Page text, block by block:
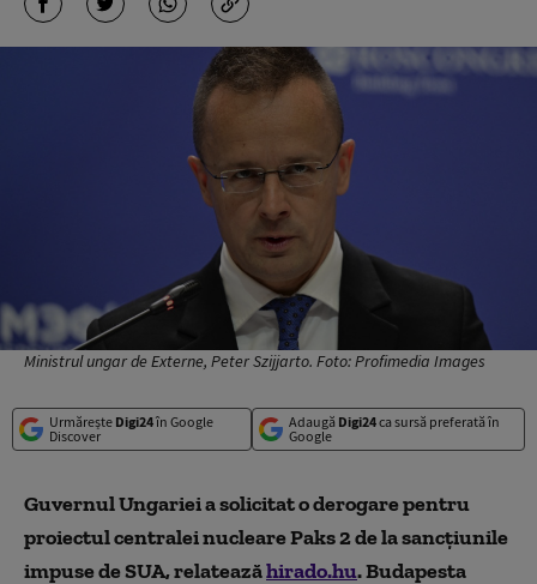
Ministrul ungar de Externe, Peter Szijjarto. Foto: Profimedia Images
Urmărește Digi24în Google
Discover
Adaugă Digi24ca sursă preferată în
Google
Guvernul Ungariei a solicitat o derogare pentru
proiectul centralei nucleare Paks 2 de la sancţiunile
impuse de SUA, relateazăhirado.hu. Budapesta